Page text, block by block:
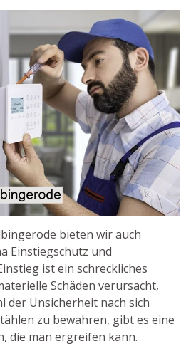
bieten wir auch
Einstiegschutz und
ist ein schreckliches
Schäden verursacht,
der Unsicherheit nach sich
zu bewahren, gibt es eine
die man ergreifen kann.